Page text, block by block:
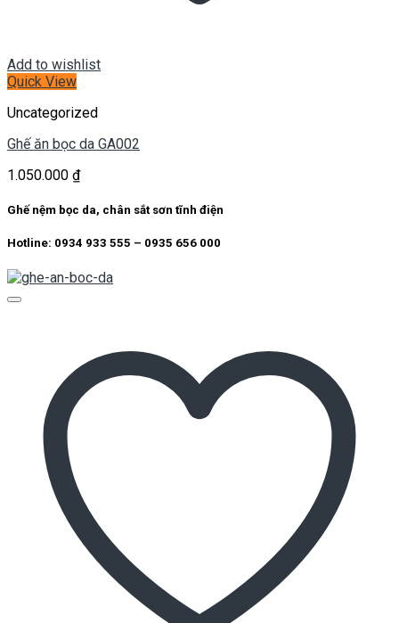
Add to wishlist
Quick View
Uncategorized
Ghế ăn bọc da GA002
1.050.000 ₫
Ghế nệm bọc da, chân sắt sơn tĩnh điện
Hotline: 0934 933 555 – 0935 656 000